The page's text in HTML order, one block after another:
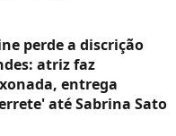
perde a discrição
atriz faz
entrega
até Sabrina Sato